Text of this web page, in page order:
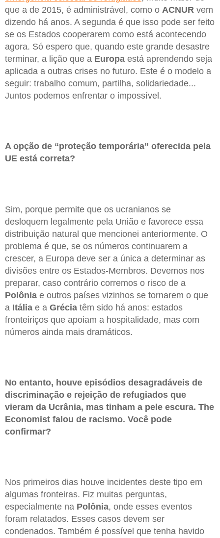
que a de 2015, é administrável, como o ACNUR vem
dizendo há anos. A segunda é que isso pode ser feito
se os Estados cooperarem como está acontecendo
agora. Só espero que, quando este grande desastre
terminar, a lição que a Europa está aprendendo seja
aplicada a outras crises no futuro. Este é o modelo a
seguir: trabalho comum, partilha, solidariedade...
Juntos podemos enfrentar o impossível.
A opção de “proteção temporária” oferecida pela
UE está correta?
Sim, porque permite que os ucranianos se
desloquem legalmente pela União e favorece essa
distribuição natural que mencionei anteriormente. O
problema é que, se os números continuarem a
crescer, a Europa deve ser a única a determinar as
divisões entre os Estados-Membros. Devemos nos
preparar, caso contrário corremos o risco de a
Polônia e outros países vizinhos se tornarem o que
a Itália e a Grécia têm sido há anos: estados
fronteiriços que apoiam a hospitalidade, mas com
números ainda mais dramáticos.
No entanto, houve episódios desagradáveis de
discriminação e rejeição de refugiados que
vieram da Ucrânia, mas tinham a pele escura. The
Economist falou de racismo. Você pode
confirmar?
Nos primeiros dias houve incidentes deste tipo em
algumas fronteiras. Fiz muitas perguntas,
especialmente na Polônia, onde esses eventos
foram relatados. Esses casos devem ser
condenados. Também é possível que tenha havido